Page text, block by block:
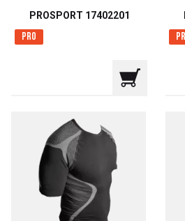
PROSPORT 17402201
Pro